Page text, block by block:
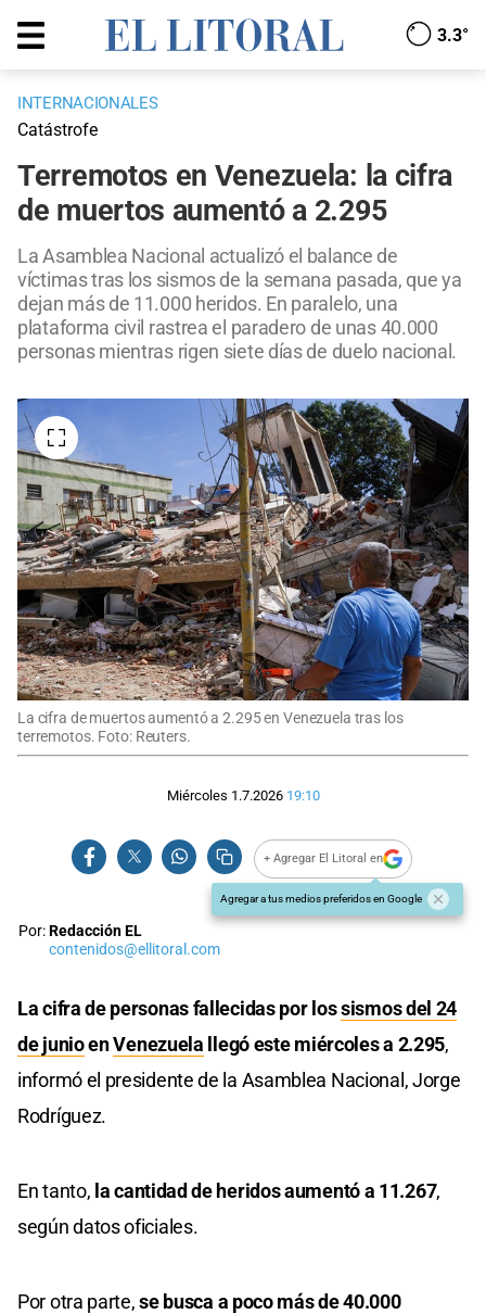
3.3°
INTERNACIONALES
Catástrofe
Terremotos en Venezuela: la cifra
de muertos aumentó a 2.295
La Asamblea Nacional actualizó el balance de
víctimas tras los sismos de la semana pasada, que ya
dejan más de 11.000 heridos. En paralelo, una
plataforma civil rastrea el paradero de unas 40.000
personas mientras rigen siete días de duelo nacional.
La cifra de muertos aumentó a 2.295 en Venezuela tras los
terremotos. Foto: Reuters.
Miércoles 1.7.2026 19:10
+ Agregar El Litoral en
Agregar a tus medios preferidos en Google
Por:Redacción EL
contenidos@ellitoral.com
La cifra de personas fallecidas por lossismos del 24
de junioenVenezuela llegó este miércoles a 2.295,
informó el presidente de la Asamblea Nacional, Jorge
Rodríguez.
En tanto, la cantidad de heridos aumentó a 11.267,
según datos oficiales.
Por otra parte,se busca a poco más de 40.000